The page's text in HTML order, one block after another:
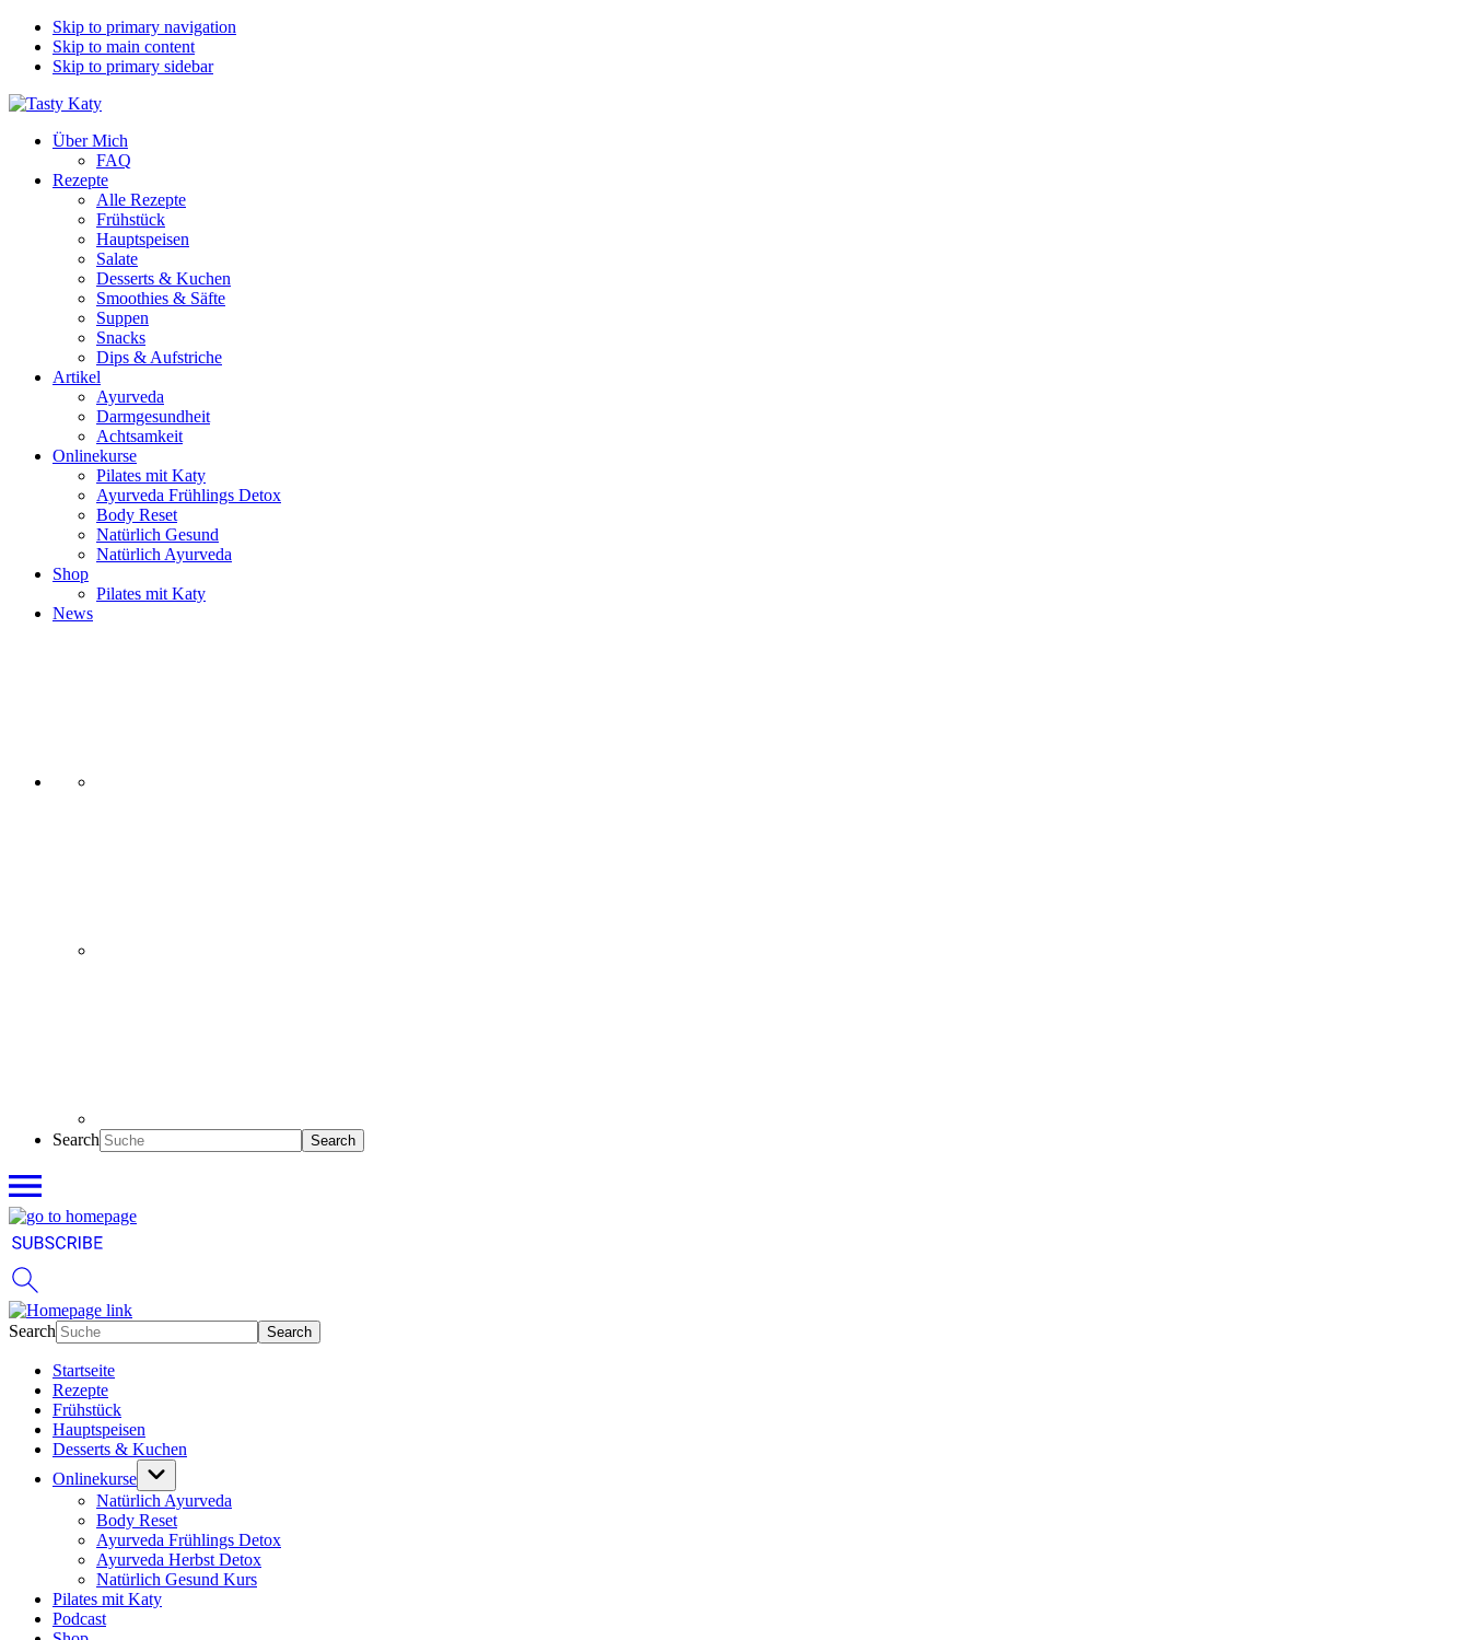
Skip to primary navigation
Skip to main content
Skip to primary sidebar
Über Mich
FAQ
Rezepte
Alle Rezepte
Frühstück
Hauptspeisen
Salate
Desserts & Kuchen
Smoothies & Säfte
Suppen
Snacks
Dips & Aufstriche
Artikel
Ayurveda
Darmgesundheit
Achtsamkeit
Onlinekurse
Pilates mit Katy
Ayurveda Frühlings Detox
Body Reset
Natürlich Gesund
Natürlich Ayurveda
Shop
Pilates mit Katy
News
Search
Search
Startseite
Rezepte
Frühstück
Hauptspeisen
Desserts & Kuchen
Onlinekurse
Natürlich Ayurveda
Body Reset
Ayurveda Frühlings Detox
Ayurveda Herbst Detox
Natürlich Gesund Kurs
Pilates mit Katy
Podcast